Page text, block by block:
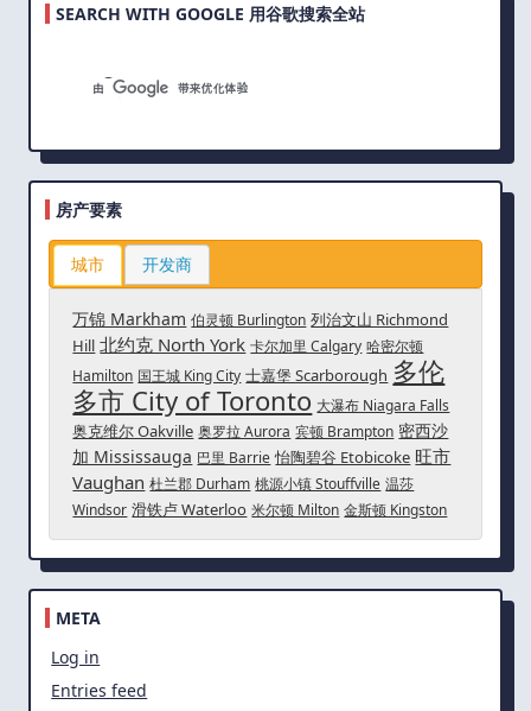
SEARCH WITH GOOGLE 用谷歌搜索全站
房产要素
城市 开发商
万锦 Markham 伯灵顿 Burlington 列治文山 Richmond
Hill 北约克 North York 卡尔加里 Calgary 哈密尔顿
Hamilton 国王城 King City 士嘉堡 Scarborough 多伦
多市 City of Toronto 大瀑布 Niagara Falls
奥克维尔 Oakville 奥罗拉 Aurora 宾顿 Brampton 密西沙
加 Mississauga 巴里 Barrie 怡陶碧谷 Etobicoke 旺市
Vaughan 杜兰郡 Durham 桃源小镇 Stouffville 温莎
Windsor 滑铁卢 Waterloo 米尔顿 Milton 金斯顿 Kingston
META
Log in
Entries feed